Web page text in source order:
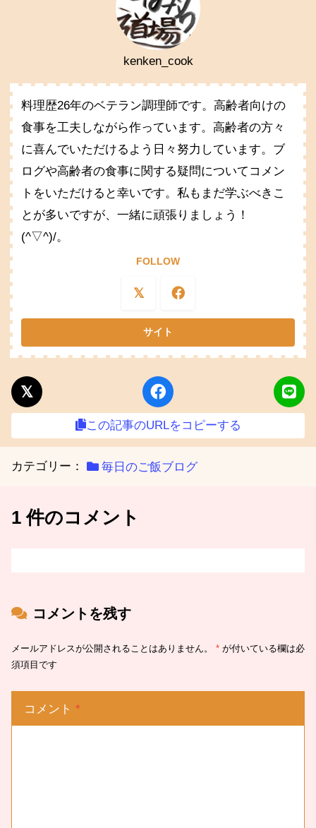
kenken_cook
料理歴26年のベテラン調理師です。高齢者向けの
食事を工夫しながら作っています。高齢者の方々
に喜んでいただけるよう日々努力しています。ブ
ログや高齢者の食事に関する疑問についてコメン
トをいただけると幸いです。私もまだ学ぶべきこ
とが多いですが、一緒に頑張りましょう！
(^▽^)/。
FOLLOW
この記事のURLをコピーする
カテゴリー： 毎日のご飯ブログ
1 件のコメント
コメントを残す
メールアドレスが公開されることはありません。 * が付いている欄は必
須項目です
コメント *